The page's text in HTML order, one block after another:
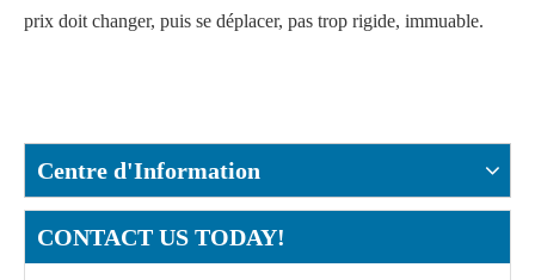
prix doit changer, puis se déplacer, pas trop rigide, immuable.
Centre d'Information
CONTACT US TODAY!